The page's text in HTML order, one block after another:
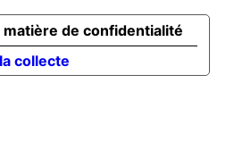
collecte
matière de confidentialité